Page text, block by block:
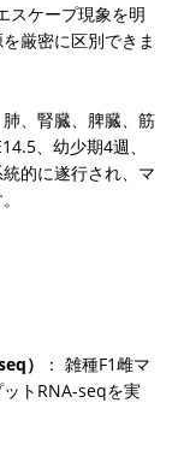
スケープ現象を明
厳密に区別できま
、腎臓、脾臓、筋
、幼少期4週、
的に遂行され、マ
）
： 雑種F1雌マ
トRNA-seqを実